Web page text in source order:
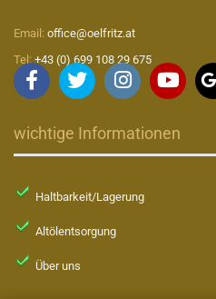
Email: office@oelfritz.at
Tel:+43 (0) 699 108 29 675
wichtige Informationen
Haltbarkeit/Lagerung
Altölentsorgung
Über uns